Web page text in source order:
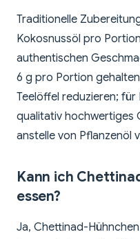
Traditionelle
Kokosnussöl pro
authentischen
6 g pro Portion
Teelöffel reduzieren;
qualitativ hochwertiges
anstelle von Pflanzenöl
Kann ich
essen?
Ja, Chettinad-